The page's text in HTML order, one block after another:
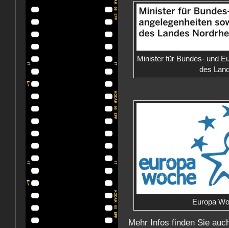
Minister für Bundes- und
des
Europa
Mehr Infos finden Sie